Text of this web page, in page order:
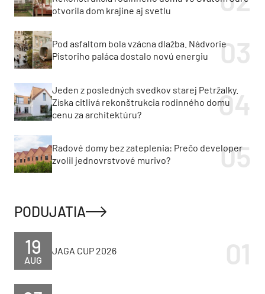
otvorila dom krajine aj svetlu
Pod asfaltom bola vzácna dlažba. Nádvorie
Pistoriho paláca dostalo novú energiu
Jeden z posledných svedkov starej Petržalky.
Získa citlivá rekonštrukcia rodinného domu
cenu za architektúru?
Radové domy bez zateplenia: Prečo developer
zvolil jednovrstvové murivo?
PODUJATIA
AUG
19 JAGA CUP 2026